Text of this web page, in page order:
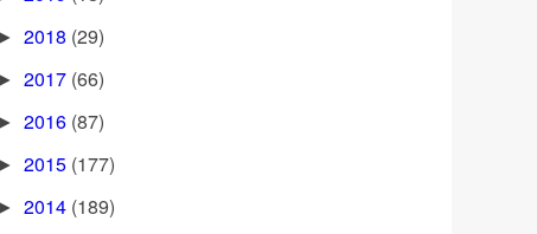
► 2018 (29)
► 2017 (66)
► 2016 (87)
► 2015 (177)
► 2014 (189)